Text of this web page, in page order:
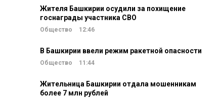
Жителя Башкирии осудили за похищение
госнаграды участника СВО
Общество 12:46
В Башкирии ввели режим ракетной опасности
Общество 11:44
Жительница Башкирии отдала мошенникам
более 7 млн рублей